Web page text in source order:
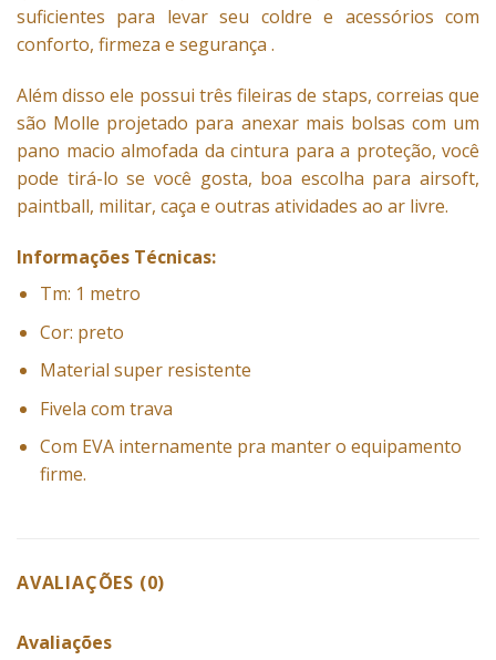
suficientes para levar seu coldre e acessórios com
conforto, firmeza e segurança .
Além disso ele possui três fileiras de staps, correias que
são Molle projetado para anexar mais bolsas com um
pano macio almofada da cintura para a proteção, você
pode tirá-lo se você gosta, boa escolha para airsoft,
paintball, militar, caça e outras atividades ao ar livre.
Informações Técnicas:
Tm: 1 metro
Cor: preto
Material super resistente
Fivela com trava
Com EVA internamente pra manter o equipamento
firme.
AVALIAÇÕES (0)
Avaliações